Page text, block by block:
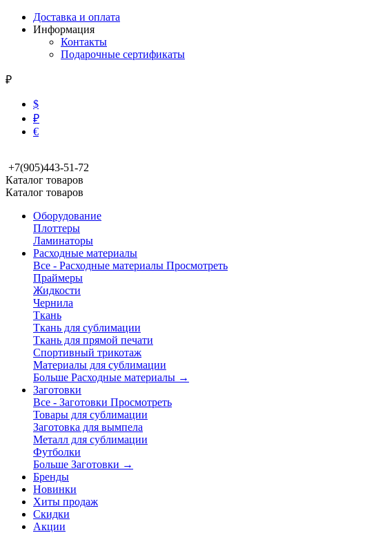
Доставка и оплата
Информация
Контакты
Подарочные сертификаты
₽
$
₽
€
+7(905)443-51-72
Каталог товаров
Каталог товаров
Оборудование
Плоттеры
Ламинаторы
Расходные материалы
Все - Расходные материалы Просмотреть
Праймеры
Жидкости
Чернила
Ткань
Ткань для сублимации
Ткань для прямой печати
Спортивный трикотаж
Материалы для сублимации
Больше Расходные материалы →
Заготовки
Все - Заготовки Просмотреть
Товары для сублимации
Заготовка для вымпела
Металл для сублимации
Футболки
Больше Заготовки →
Бренды
Новинки
Хиты продаж
Скидки
Акции